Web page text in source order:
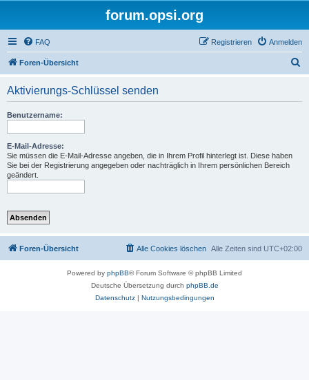
forum.opsi.org
FAQ Anmelden
Registrieren
Foren-Übersicht
Aktivierungs-Schlüssel senden
Benutzername:
E-Mail-Adresse:
Sie müssen die E-Mail-Adresse angeben, die in Ihrem Profil hinterlegt ist. Diese haben
Sie bei der Registrierung angegeben oder nachträglich in Ihrem persönlichen Bereich
geändert.
Foren-Übersicht Alle Zeiten sind UTC+02:00
Alle Cookies löschen
Powered by phpBB® Forum Software © phpBB Limited
Deutsche Übersetzung durch phpBB.de
Datenschutz| Nutzungsbedingungen